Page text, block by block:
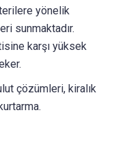
yönelik
sunmaktadır.
karşı yüksek
çözümleri, kiralık